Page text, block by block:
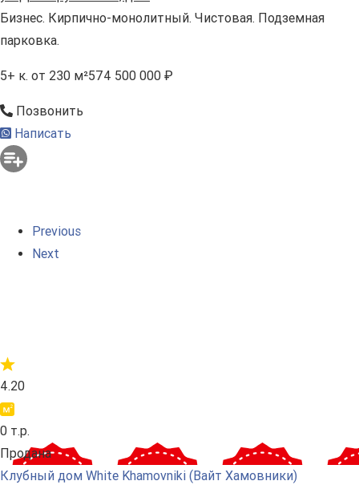
Бизнес. Кирпично-монолитный. Чистовая. Подземная
парковка.
5+ к. от 230 м²574 500 000 ₽
Позвонить
Написать
Previous
Next
4.20
0 т.р.
Продана
Клубный дом White Khamovniki (Вайт Хамовники)